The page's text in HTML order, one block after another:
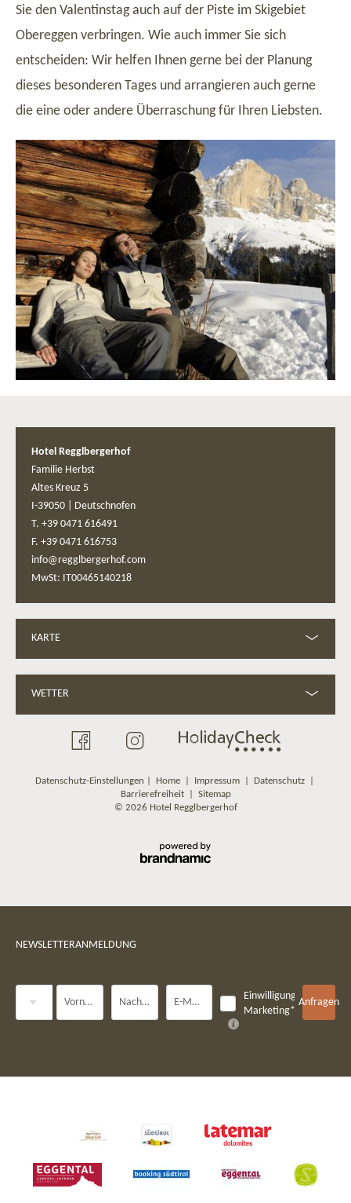
Sie den Valentinstag auch auf der Piste im Skigebiet
Obereggen verbringen. Wie auch immer Sie sich
entscheiden: Wir helfen Ihnen gerne bei der Planung
dieses besonderen Tages und arrangieren auch gerne
die eine oder andere Überraschung für Ihren Liebsten.
Hotel Regglbergerhof
Familie Herbst
Altes Kreuz 5
I-39050
Deutschnofen
T. +39 0471 616491
F. +39 0471 616753
info@regglbergerhof.com
MwSt: IT00465140218
KARTE
WETTER
Datenschutz-Einstellungen Home| Impressum| Datenschutz|
Barrierefreiheit| Sitemap
© 2026 Hotel Regglbergerhof
NEWSLETTERANMELDUNG
Vorname Nachname* E-Mail*
Einwilligung
Marketing*
Anfragen